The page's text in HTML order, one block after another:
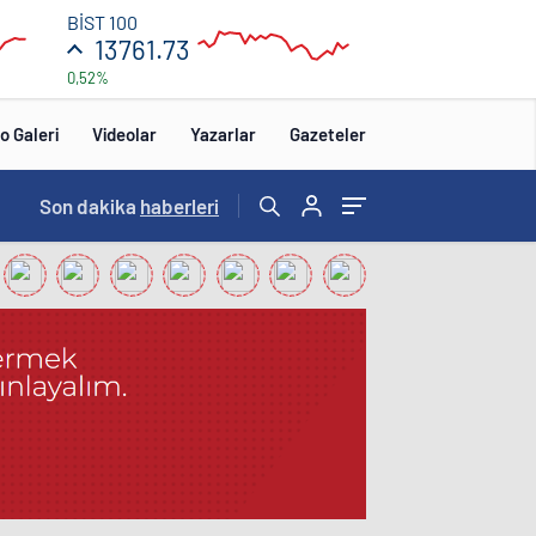
BİST 100
13761.73
0,52%
12:00
Galeri Videolar Yazarlar Gazeteler
14:57 /
Son dakika haberleri